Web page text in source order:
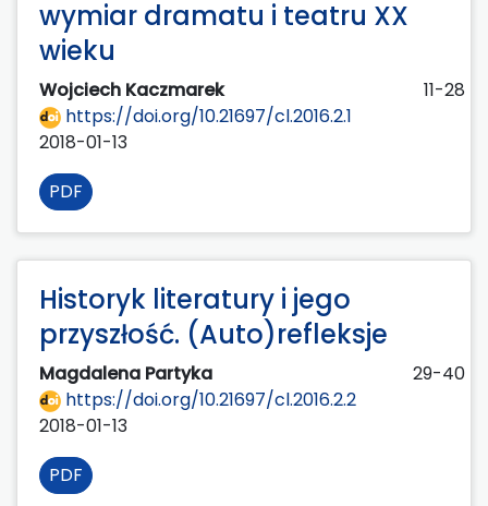
wymiar dramatu i teatru XX
wieku
Wojciech Kaczmarek
11-28
https://doi.org/10.21697/cl.2016.2.1
2018-01-13
PDF
Historyk literatury i jego
przyszłość. (Auto)refleksje
Magdalena Partyka
29-40
https://doi.org/10.21697/cl.2016.2.2
2018-01-13
PDF